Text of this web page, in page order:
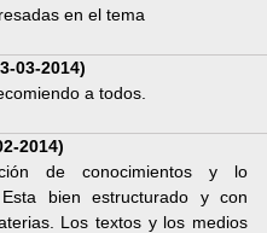
en el tema
03-2014)
a todos.
2014)
de conocimientos y lo
bien estructurado y con
Los textos y los medios